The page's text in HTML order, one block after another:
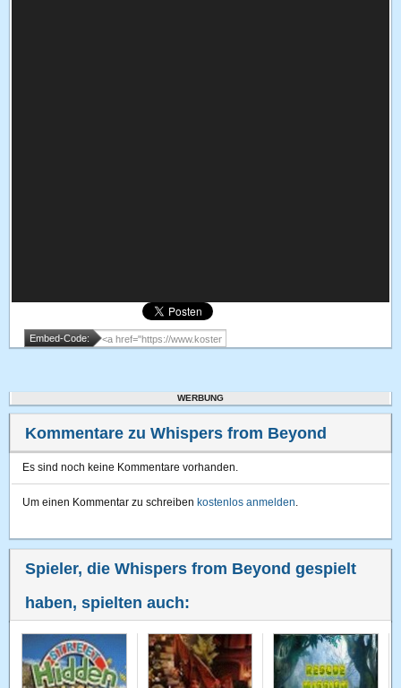
Embed-Code:
WERBUNG
Kommentare zu Whispers from Beyond
Es sind noch keine Kommentare vorhanden.
Um einen Kommentar zu schreiben kostenlos anmelden.
Spieler, die Whispers from Beyond gespielt
haben, spielten auch: